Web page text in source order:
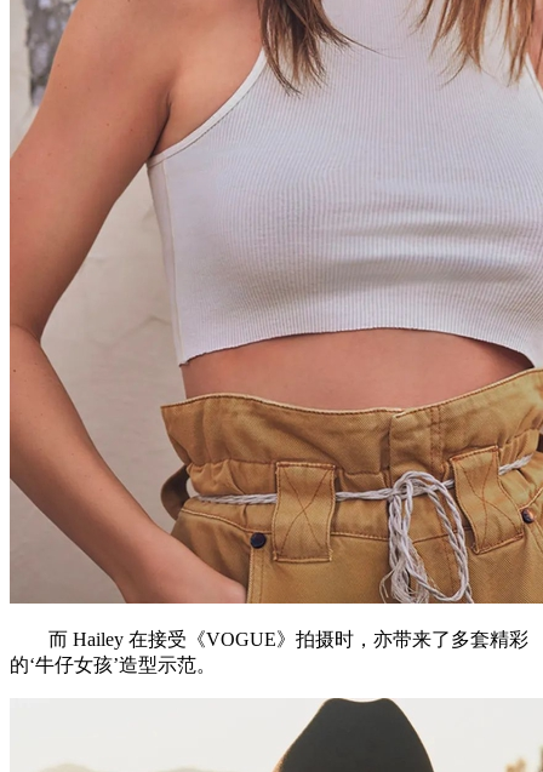
而 Hailey 在接受《VOGUE》拍摄时，亦带来了多套精彩
的‘牛仔女孩’造型示范。